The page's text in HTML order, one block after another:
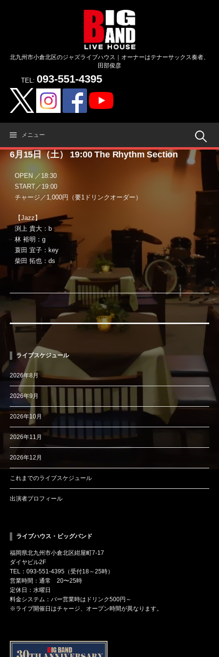
北九州市小倉北区のジャズライブハウス｜オーナーはテナーサックス奏者、
田部俊彦
TEL: 093-551-4395
メニュー 検
索:
6月15日（土） 19:00 The Rhythm Section
OPEN ／18:30
START／19:00
チャージ／1,000円（要1ドリンクオーダー）
【Jazz】
渕上 貴大：b
林 裕明：g
蓑田 宜子：key
柴田 拓也：ds
ライブスケジュール
2026年8月
2026年9月
2026年10月
2026年11月
2026年12月
これまでのライブスケジュール
出演者プロフィール
ライブハウス・ビッグバンド
福岡県北九州市小倉北区紺屋町7-17
ダイヤビル2F
TEL：093-551-4395（受付18～25時）
営業時間：通常 20〜25時
定休日：水曜日
料金システム：バー営業時はドリンク500円～
※ライブ開催日はチャージ、オープン時間が異なります。